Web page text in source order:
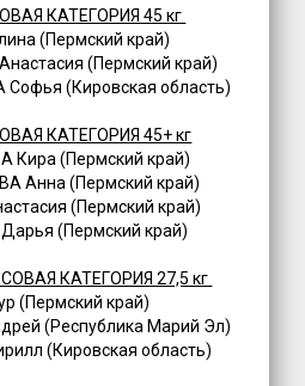
КАТЕГОРИЯ 45 кг
(Пермский край)
(Пермский край)
(Кировская область)
КАТЕГОРИЯ 45+ кг
Кира (Пермский край)
Анна (Пермский край)
(Пермский край)
(Пермский край)
КАТЕГОРИЯ 27,5 кг
(Пермский край)
(Республика Марий Эл)
(Кировская область)